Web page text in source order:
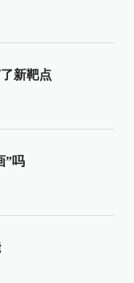
新靶点
”吗